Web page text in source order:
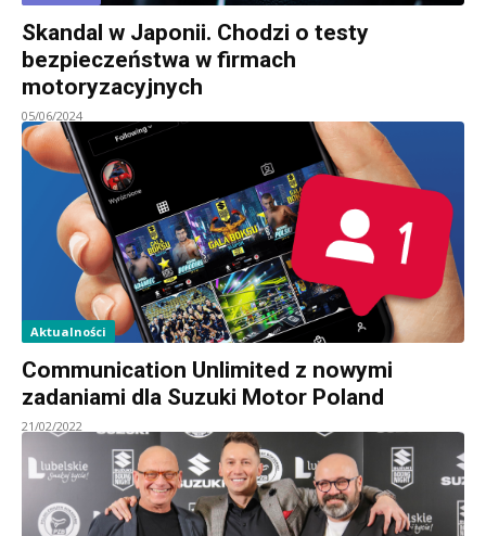
Skandal w Japonii. Chodzi o testy
bezpieczeństwa w firmach
motoryzacyjnych
05/06/2024
Aktualności
Communication Unlimited z nowymi
zadaniami dla Suzuki Motor Poland
21/02/2022